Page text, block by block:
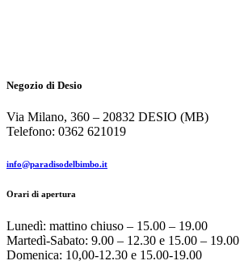
Negozio di Desio
Via Milano, 360 – 20832 DESIO (MB)
Telefono: 0362 621019
info@paradisodelbimbo.it
Orari di apertura
Lunedì: mattino chiuso – 15.00 – 19.00
Martedì-Sabato: 9.00 – 12.30 e 15.00 – 19.00
Domenica: 10,00-12.30 e 15.00-19.00